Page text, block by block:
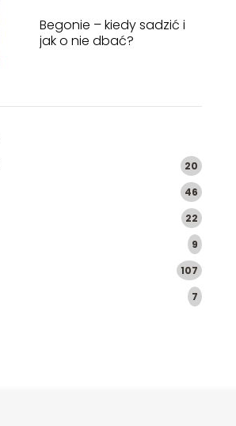
Begonie – kiedy sadzić i
jak o nie dbać?
20
46
22
9
107
7